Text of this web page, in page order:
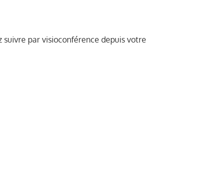
suivre par visioconférence depuis votre